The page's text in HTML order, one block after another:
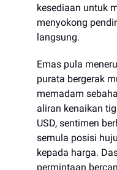
kesediaan untuk
menyokong
langsung.
Emas pula
purata bergerak
memadam
aliran kenaikan
USD, sentimen
semula posisi
kepada harga.
permintaan